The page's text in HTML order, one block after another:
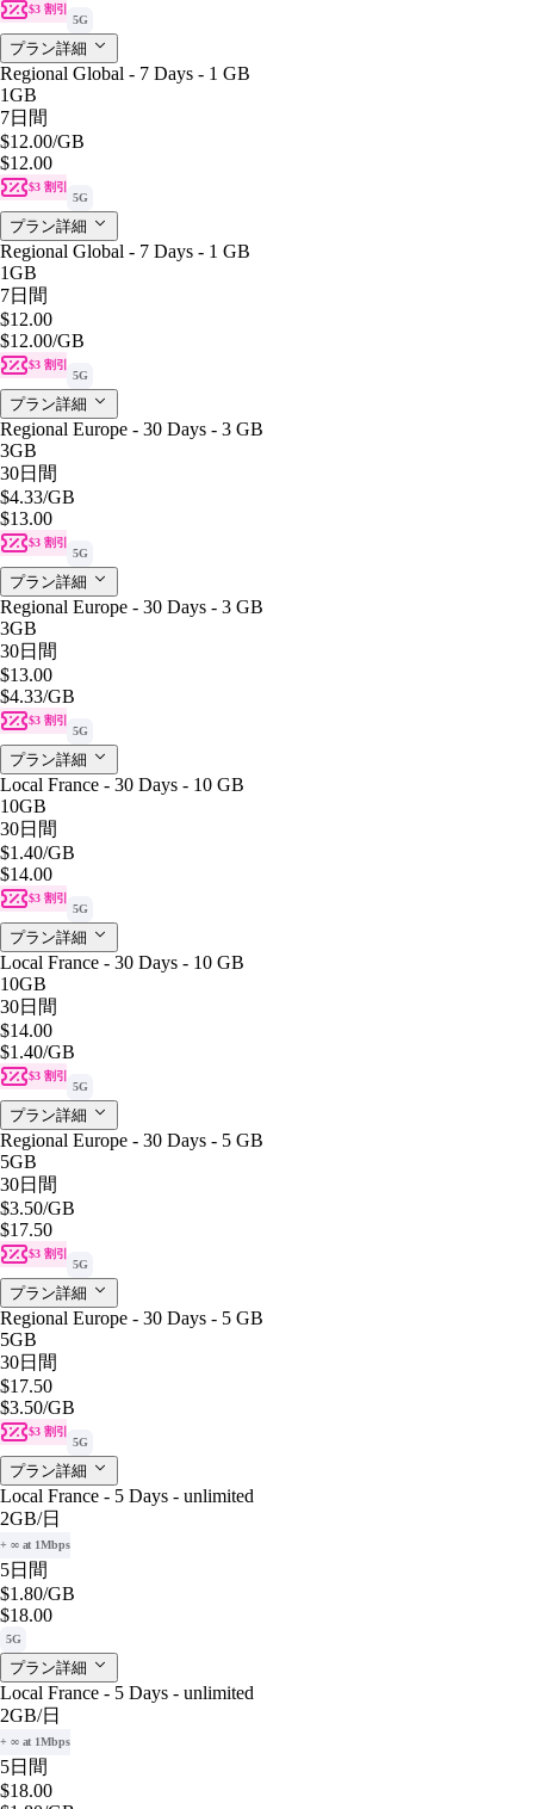
$3 割引
5G
プラン詳細
Regional Global - 7 Days - 1 GB
1GB
7日間
$12.00/GB
$12.00
$3 割引
5G
プラン詳細
Regional Global - 7 Days - 1 GB
1GB
7日間
$12.00
$12.00/GB
$3 割引
5G
プラン詳細
Regional Europe - 30 Days - 3 GB
3GB
30日間
$4.33/GB
$13.00
$3 割引
5G
プラン詳細
Regional Europe - 30 Days - 3 GB
3GB
30日間
$13.00
$4.33/GB
$3 割引
5G
プラン詳細
Local France - 30 Days - 10 GB
10GB
30日間
$1.40/GB
$14.00
$3 割引
5G
プラン詳細
Local France - 30 Days - 10 GB
10GB
30日間
$14.00
$1.40/GB
$3 割引
5G
プラン詳細
Regional Europe - 30 Days - 5 GB
5GB
30日間
$3.50/GB
$17.50
$3 割引
5G
プラン詳細
Regional Europe - 30 Days - 5 GB
5GB
30日間
$17.50
$3.50/GB
$3 割引
5G
プラン詳細
Local France - 5 Days - unlimited
2GB/日
+ ∞ at 1Mbps
5日間
$1.80/GB
$18.00
5G
プラン詳細
Local France - 5 Days - unlimited
2GB/日
+ ∞ at 1Mbps
5日間
$18.00